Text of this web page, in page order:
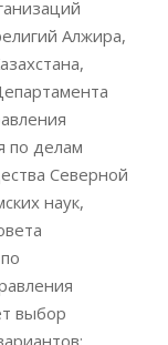
Алжира,
по делам
Северной
наук,
выбор